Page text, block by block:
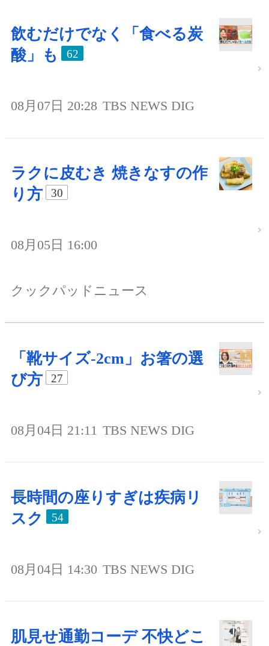
飲むだけでなく「食べる炭
酸」も
62
08月07日 20:28 TBS NEWS DIG
ラクに皮むき 焼きなすの作
り方
30
08月05日 16:00
クックパッドニュース
「靴サイズ-2cm」お箸の選
び方
27
08月04日 21:11 TBS NEWS DIG
長時間の座りすぎは疾病リ
スク
54
08月04日 14:30 TBS NEWS DIG
肌見せ通勤コーデ 不快どこ